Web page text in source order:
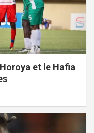
et le Hafia